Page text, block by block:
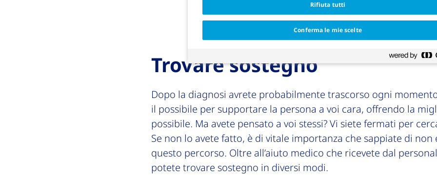
Trovare sostegno
Dopo la diagnosi avrete probabilmente trascorso ogni
il possibile per supportare la persona a voi cara, offrendo la
possibile. Ma avete pensato a voi stessi? Vi siete fermati per
Se non lo avete fatto, è di vitale importanza che sappiate di non
questo percorso. Oltre all’aiuto medico che ricevete dal
potete trovare sostegno in diversi modi.
Rifiuta tutti
Conferma le mie scelte